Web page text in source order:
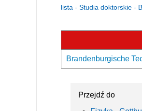
lista - Studia doktorskie -
Brandenburgische
Przejdź do